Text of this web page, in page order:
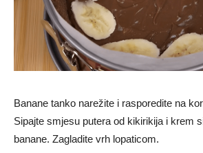
Banane tanko narežite i rasporedite na
Sipajte smjesu putera od kikirikija i krem
banane. Zagladite vrh lopaticom.